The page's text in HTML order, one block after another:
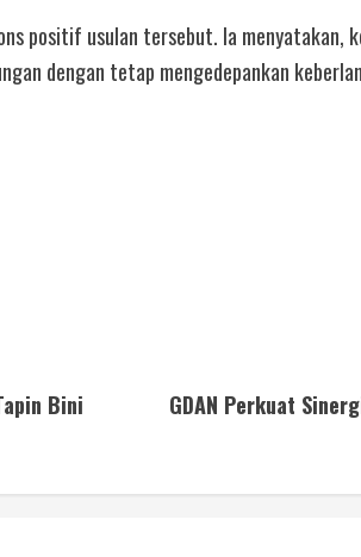
positif usulan tersebut. Ia menyatakan,
dengan tetap mengedepankan
Bini
GDAN Perkuat